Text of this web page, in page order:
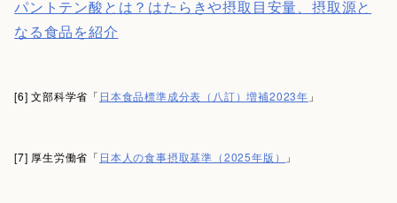
パントテン酸とは？はたらきや摂取目安量、摂取源と
なる食品を紹介
[6] 文部科学省「 日本食品標準成分表（八訂）増補2023年 」
[7] 厚生労働省「 日本人の食事摂取基準（2025年版） 」